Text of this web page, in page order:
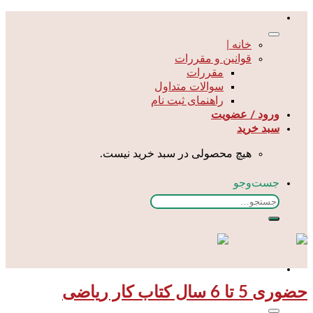
Skip
خانه |
قوانین و مقررات
مقررات
سوالات متداول
راهنمای ثبت نام
ورود / عضویت
سبد خرید
هیچ محصولی در سبد خرید نیست.
جست‌و‌جو
جستجو
برای:
حضوری 5 تا 6 سال کتاب کار ریاضی